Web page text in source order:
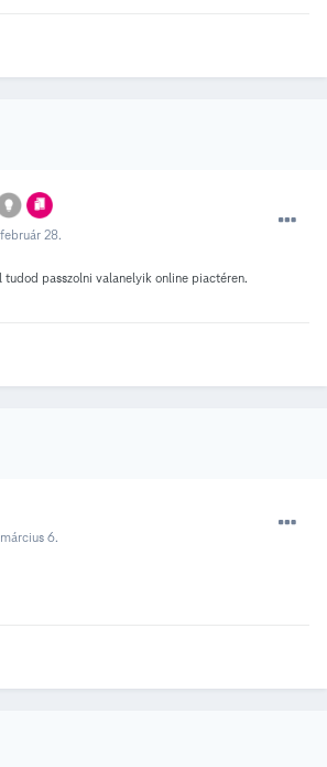
28.
tudod passzolni valanelyik online piactéren.
6.